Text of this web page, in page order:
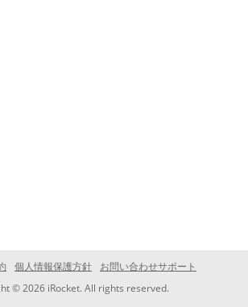
個人情報保護方針
お問い合わせサポート
© 2026 iRocket. All rights reserved.